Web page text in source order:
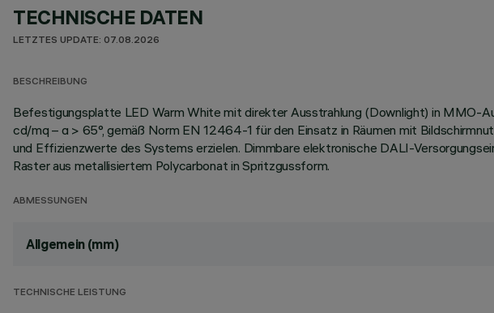
TECHNISCHE DATEN
LETZTES UPDATE: 07.08.2026
BESCHREIBUNG
Befestigungsplatte LED Warm White mit direkter Ausstrahlung (Downlight) in MMO-
cd/mq – α > 65°, gemäß Norm EN 12464-1 für den Einsatz in Räumen mit
und Effizienzwerte des Systems erzielen. Dimmbare elektronische DALI-
Raster aus metallisiertem Polycarbonat in Spritzgussform.
ABMESSUNGEN
Allgemein (mm)
TECHNISCHE LEISTUNG